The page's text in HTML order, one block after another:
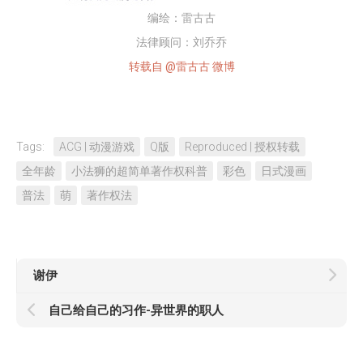
编绘：雷古古
法律顾问：刘乔乔
转载自 @雷古古 微博
Tags: ACG | 动漫游戏 Q版
Reproduced | 授权转载
全年龄
小法狮的超简单著作权科普 彩色
日式漫画
普法
萌 著作权法
谢伊
自己给自己的习作-异世界的职人